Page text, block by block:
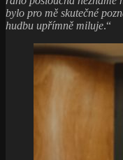
bylo pro mě skutečné
hudbu upřímně miluje.“